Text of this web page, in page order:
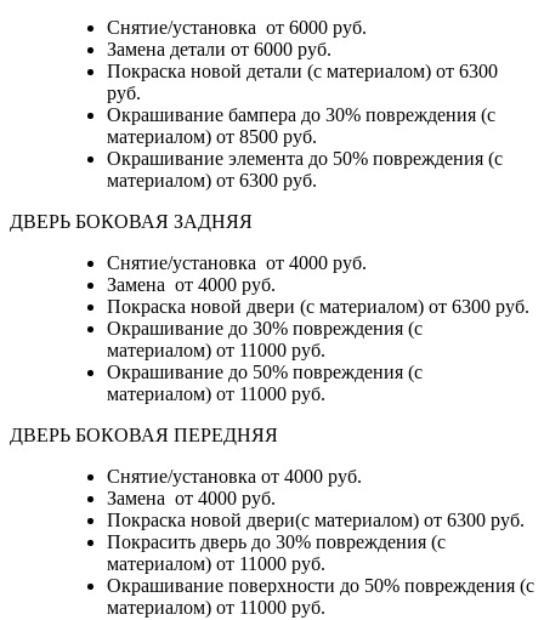
Снятие/установка от 6000 руб.
Замена детали от 6000 руб.
Покраска новой детали (с материалом) от 6300
руб.
Окрашивание бампера до 30% повреждения (с
материалом) от 8500 руб.
Окрашивание элемента до 50% повреждения (с
материалом) от 6300 руб.
ДВЕРЬ БОКОВАЯ ЗАДНЯЯ
Снятие/установка от 4000 руб.
Замена от 4000 руб.
Покраска новой двери (с материалом) от 6300 руб.
Окрашивание до 30% повреждения (с
материалом) от 11000 руб.
Окрашивание до 50% повреждения (с
материалом) от 11000 руб.
ДВЕРЬ БОКОВАЯ ПЕРЕДНЯЯ
Снятие/установка от 4000 руб.
Замена от 4000 руб.
Покраска новой двери(с материалом) от 6300 руб.
Покрасить дверь до 30% повреждения (с
материалом) от 11000 руб.
Окрашивание поверхности до 50% повреждения (с
материалом) от 11000 руб.